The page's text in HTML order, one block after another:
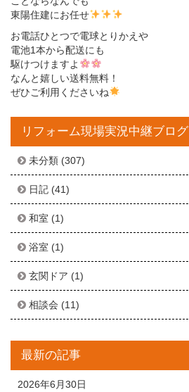
東陽住建にお任せ
お電話ひとつで電球とりかえや
電池1本から配送にも
駆けつけますよ
なんと嬉しい送料無料！
ぜひご利用くださいね
リフォーム現場実況中継ブログ
未分類 (307)
日記 (41)
和室 (1)
浴室 (1)
玄関ドア (1)
相談会 (11)
最新の記事
2026年6月30日